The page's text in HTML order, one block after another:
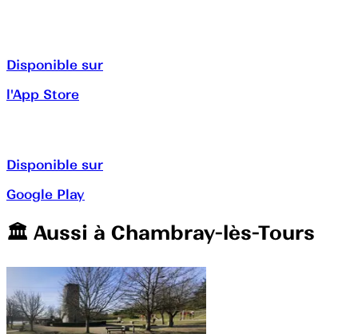
Disponible sur
l'App Store
Disponible sur
Google Play
🏛️️ Aussi à Chambray-lès-Tours